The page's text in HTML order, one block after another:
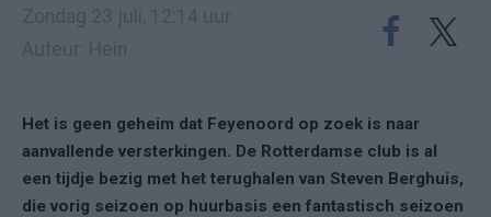
Het is geen geheim dat Feyenoord op zoek is naar
aanvallende versterkingen. De Rotterdamse club is al
een tijdje bezig met het terughalen van Steven Berghuis,
die vorig seizoen op huurbasis een fantastisch seizoen